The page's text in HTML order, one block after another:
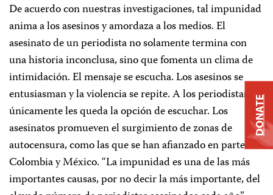
De acuerdo con nuestras investigaciones, tal impunidad
anima a los asesinos y amordaza a los medios. El
asesinato de un periodista no solamente termina con
una historia inconclusa, sino que fomenta un clima de
intimidación. El mensaje se escucha. Los asesinos se
entusiasman y la violencia se repite. A los periodistas
únicamente les queda la opción de escuchar. Los
asesinatos promueven el surgimiento de zonas de
autocensura, como las que se han afianzado en partes de
Colombia y México. “La impunidad es una de las más
importantes causas, por no decir la más importante, del
DONATE